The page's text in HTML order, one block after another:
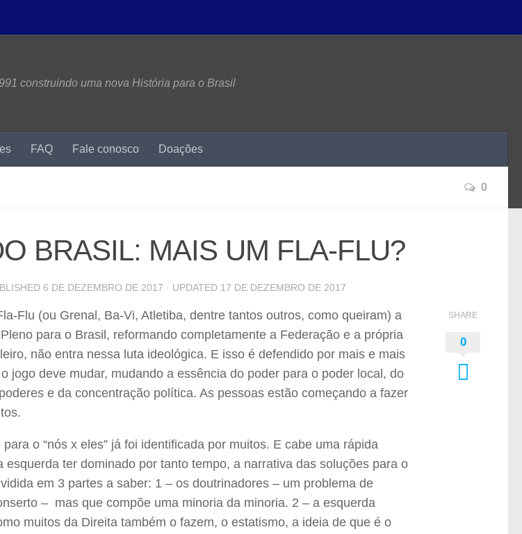
construindo uma nova História para o Brasil
FAQ Fale conosco Doações
0
BRASIL: MAIS UM FLA-FLU?
6 DE DEZEMBRO DE 2017 · UPDATED 17 DE DEZEMBRO DE 2017
Flu (ou Grenal, Ba-Vi, Atletiba, dentre tantos outros, como queiram) a
para o Brasil, reformando completamente a Federação e a própria
não entra nessa luta ideológica. E isso é defendido por mais e mais
jogo deve mudar, mudando a essência do poder para o poder local, do
e da concentração política. As pessoas estão começando a fazer
o “nós x eles” já foi identificada por muitos. E cabe uma rápida
esquerda ter dominado por tanto tempo, a narrativa das soluções para o
em 3 partes a saber: 1 – os doutrinadores – um problema de
– mas que compõe uma minoria da minoria. 2 – a esquerda
muitos da Direita também o fazem, o estatismo, a ideia de que é o
SHARE
0